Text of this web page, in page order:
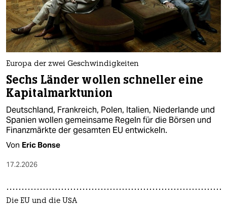
Europa der zwei Geschwindigkeiten
Sechs Länder wollen schneller eine
Kapitalmarktunion
Deutschland, Frankreich, Polen, Italien, Niederlande und
Spanien wollen gemeinsame Regeln für die Börsen und
Finanzmärkte der gesamten EU entwickeln.
Von Eric Bonse
17.2.2026
Die EU und die USA